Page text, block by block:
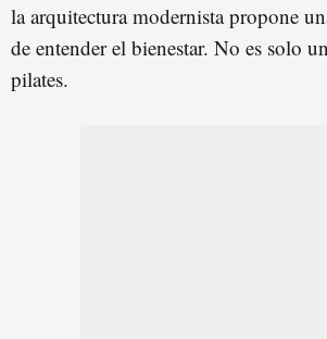
la arquitectura modernista propone
de entender el bienestar. No es solo
pilates.